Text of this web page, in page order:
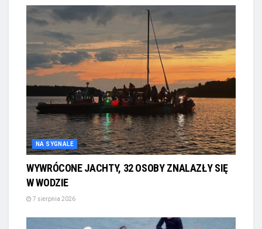
NA SYGNALE
WYWRÓCONE JACHTY, 32 OSOBY ZNALAZŁY SIĘ
W WODZIE
7 sierpnia 2026